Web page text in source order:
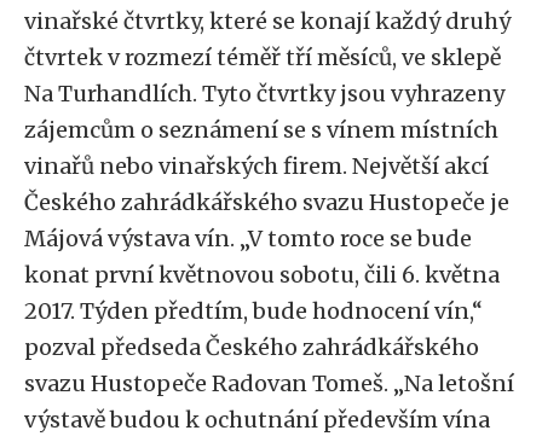
vinařské čtvrtky, které se konají každý druhý
čtvrtek v rozmezí téměř tří měsíců, ve sklepě
Na Turhandlích. Tyto čtvrtky jsou vyhrazeny
zájemcům o seznámení se s vínem místních
vinařů nebo vinařských firem. Největší akcí
Českého zahrádkářského svazu Hustopeče je
Májová výstava vín. „V tomto roce se bude
konat první květnovou sobotu, čili 6. května
2017. Týden předtím, bude hodnocení vín,“
pozval předseda Českého zahrádkářského
svazu Hustopeče Radovan Tomeš. „Na letošní
výstavě budou k ochutnání především vína